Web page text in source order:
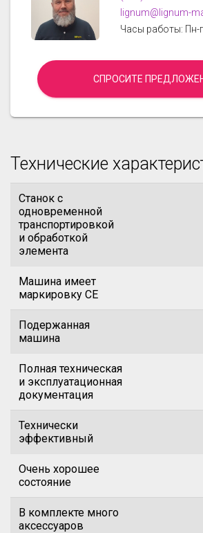
lignum@lignum-
Часы работы: Пн-
СПРОСИТЕ
Технические
Станок с
одновременной
транспортировкой
и обработкой
элемента
Машина имеет
маркировку CE
Подержанная
машина
Полная техническая
и эксплуатационная
документация
Технически
эффективный
Очень хорошее
состояние
В комплекте много
аксессуаров